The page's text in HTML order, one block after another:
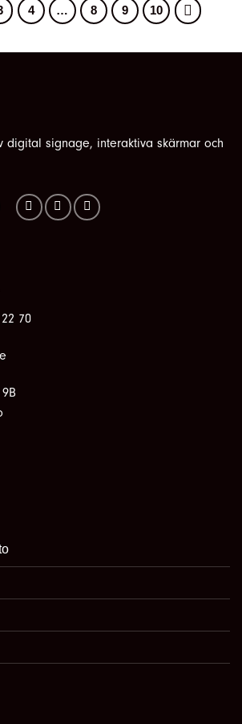
4 … 8 9 10
digital signage, interaktiva skärmar och
70